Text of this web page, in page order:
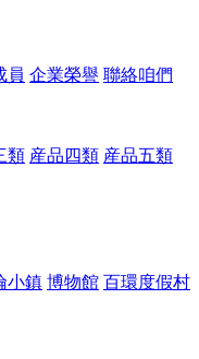
員 企業榮譽 聯絡咱們
類 産品四類 産品五類
小鎮 博物館 百環度假村